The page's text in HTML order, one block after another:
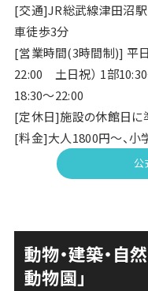
[交通]JR総武線津田沼駅
車徒歩3分
[営業時間(3時間制)] 平
22:00 土日祝） 1部
18:30～22:00
[定休日]施設の休館日に
[料金]大人1800円〜、小
公
動物・建築・自
動物園」